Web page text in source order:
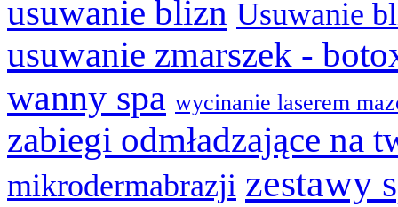
usuwanie blizn Usuwanie
usuwanie zmarszek -
wanny spa wycinanie laserem
zabiegi odmładzające na
mikrodermabrazji zestawy